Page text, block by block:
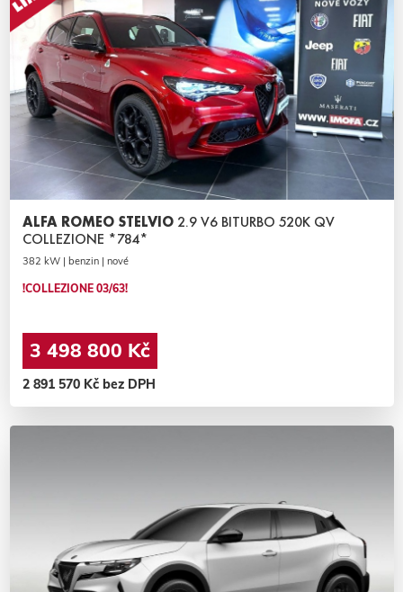
ALFA ROMEO STELVIO 2.9 V6 BITURBO 520K QV
COLLEZIONE *784*
382 kW | benzin | nové
!COLLEZIONE 03/63!
3 498 800 Kč
2 891 570 Kč bez DPH